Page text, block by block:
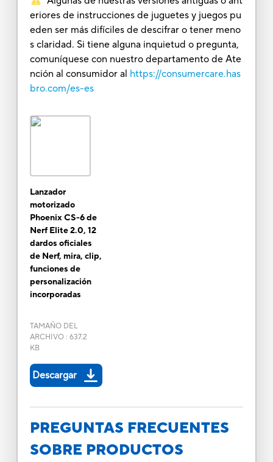
eriores de instrucciones de juguetes y juegos pu
eden ser más difíciles de descifrar o tener meno
s claridad. Si tiene alguna inquietud o pregunta,
comuníquese con nuestro departamento de Ate
nción al consumidor al https://consumercare.has
bro.com/es-es
Lanzador
motorizado
Phoenix CS-6 de
Nerf Elite 2.0, 12
dardos oficiales
de Nerf, mira, clip,
funciones de
personalización
incorporadas
TAMAÑO DEL
ARCHIVO: 637.2
KB
Descargar
PREGUNTAS FRECUENTES
SOBRE PRODUCTOS